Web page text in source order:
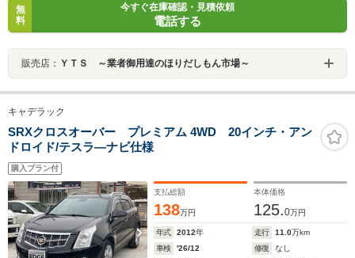
無
料
今すぐ在庫確認・見積依頼
電話する
販売店： ＹＴＳ ～業者御用達のほりだしもん市場～
キャデラック
SRXクロスオーバー プレミアム 4WD 20インチ・アン
ドロイド/テスラ―ナビ仕様
購入プラン付
支払総額
138万円
本体価格
125.0万円
年式 2012年 走行 11.0万km
車検
'26/12 修復
なし